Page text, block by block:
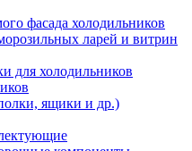
фасада холодильников
ларей и витрин
для холодильников
ящики и др.)